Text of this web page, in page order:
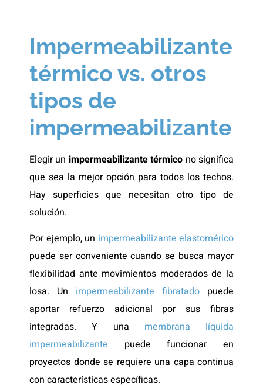
Impermeabilizante
térmico vs. otros
tipos de
impermeabilizante
Elegir un impermeabilizante térmico no significa
que sea la mejor opción para todos los techos.
Hay superficies que necesitan otro tipo de
solución.
Por ejemplo, un impermeabilizante elastomérico
puede ser conveniente cuando se busca mayor
flexibilidad ante movimientos moderados de la
losa. Un impermeabilizante fibratado puede
aportar refuerzo adicional por sus fibras
integradas. Y una membrana líquida
impermeabilizante puede funcionar en
proyectos donde se requiere una capa continua
con características específicas.